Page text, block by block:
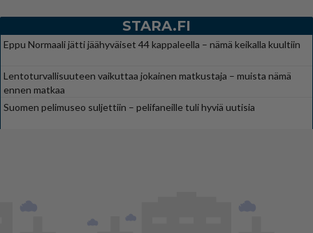
STARA.FI
Eppu Normaali jätti jäähyväiset 44 kappaleella – nämä keikalla kuultiin
Lentoturvallisuuteen vaikuttaa jokainen matkustaja – muista nämä
ennen matkaa
Suomen pelimuseo suljettiin – pelifaneille tuli hyviä uutisia